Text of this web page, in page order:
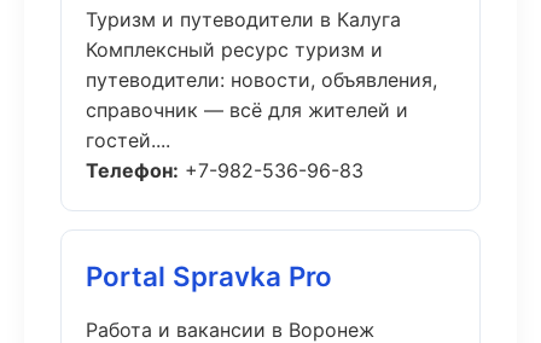
Туризм и путеводители в Калуга
Комплексный ресурс туризм и
путеводители: новости, объявления,
справочник — всё для жителей и
гостей....
Телефон: +7-982-536-96-83
Portal Spravka Pro
Работа и вакансии в Воронеж